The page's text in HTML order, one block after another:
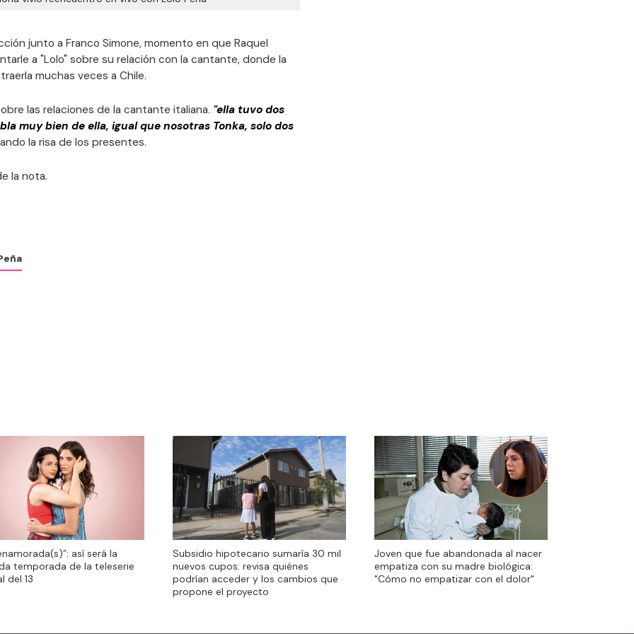
junto a Franco Simone, momento en que Raquel
a "Lolo" sobre su relación con la cantante, donde la
muchas veces a Chile.
las relaciones de la cantante italiana. "ella tuvo dos
muy bien de ella, igual que nosotras Tonka, solo dos
la risa de los presentes.
la nota.
así será la
temporada de la teleserie
del 13
Subsidio hipotecario sumaría 30 mil
nuevos cupos: revisa quiénes
podrían acceder y los cambios que
propone el proyecto
empatiza con su madre biológica:
"Cómo no empatizar con el dolor"
Joven que fue abandonada al nacer
empatiza con su madre biológica:
"Cómo no empatizar con el dolor"